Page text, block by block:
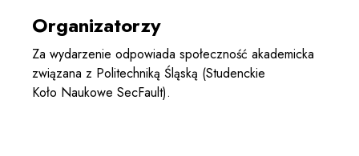
Organizatorzy
Za wydarzenie odpowiada społeczność akademicka
związana z Politechniką Śląską (Studenckie
Koło Naukowe SecFault).